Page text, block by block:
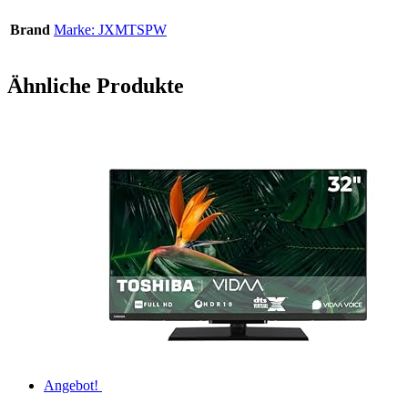
Brand Marke: JXMTSPW
Ähnliche Produkte
Angebot!